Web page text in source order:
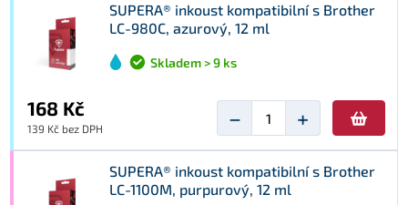
SUPERA® inkoust kompatibilní s Brother
LC-980C, azurový, 12 ml
Skladem > 9 ks
168 Kč
139 Kč bez DPH − +
SUPERA® inkoust kompatibilní s Brother
LC-1100M, purpurový, 12 ml